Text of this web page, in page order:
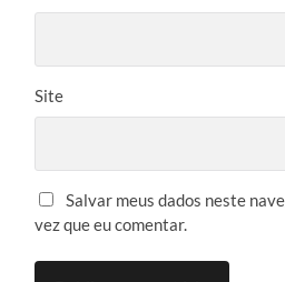
Site
Salvar meus dados neste
vez que eu comentar.